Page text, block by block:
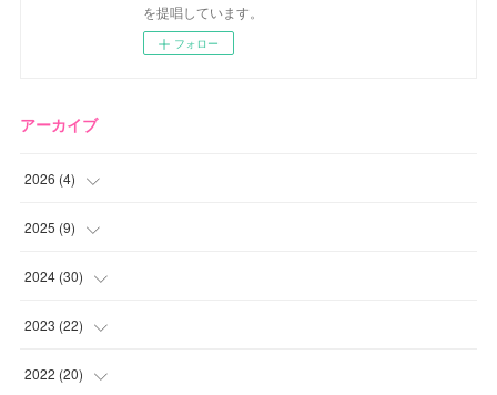
を提唱しています。
フォロー
アーカイブ
2026 (4)
( )
(1
(1
2025 (9)
(2
(2
(1
2024 (30)
(4
(1
2023 (22)
(1
2022 (20)